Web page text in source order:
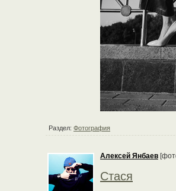
Раздел: Фотография
Алексей Янбаев
Стася